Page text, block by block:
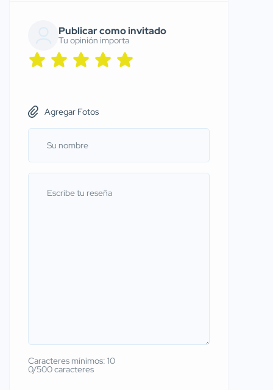
Publicar como invitado
Tu opinión importa
Agregar Fotos
Caracteres mínimos: 10
0/500 caracteres